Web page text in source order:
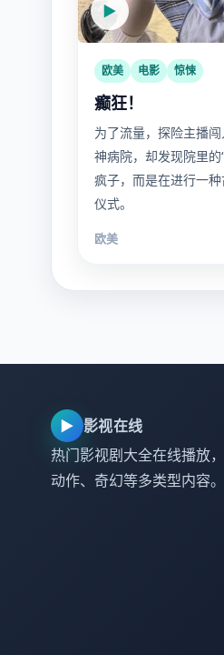
▶
欧美 电影 惊悚
癫狂！
为了流量，探险主播
神病院，却发现院里的
疯子，而是在进行一
仪式。
欧美
▶ 影视在线
热门影视剧大全在线播放
动作、奇幻等多类型内容。